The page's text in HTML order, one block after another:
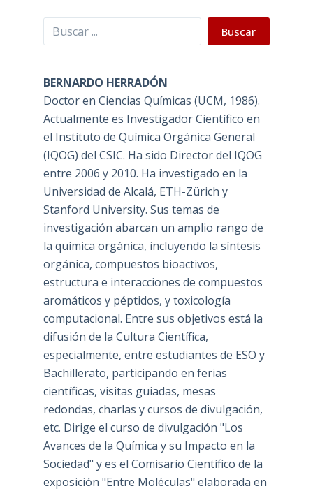
Buscar Buscar
BERNARDO HERRADÓN
Doctor en Ciencias Químicas (UCM, 1986).
Actualmente es Investigador Científico en
el Instituto de Química Orgánica General
(IQOG) del CSIC. Ha sido Director del IQOG
entre 2006 y 2010. Ha investigado en la
Universidad de Alcalá, ETH-Zürich y
Stanford University. Sus temas de
investigación abarcan un amplio rango de
la química orgánica, incluyendo la síntesis
orgánica, compuestos bioactivos,
estructura e interacciones de compuestos
aromáticos y péptidos, y toxicología
computacional. Entre sus objetivos está la
difusión de la Cultura Científica,
especialmente, entre estudiantes de ESO y
Bachillerato, participando en ferias
científicas, visitas guiadas, mesas
redondas, charlas y cursos de divulgación,
etc. Dirige el curso de divulgación "Los
Avances de la Química y su Impacto en la
Sociedad" y es el Comisario Científico de la
exposición "Entre Moléculas" elaborada en